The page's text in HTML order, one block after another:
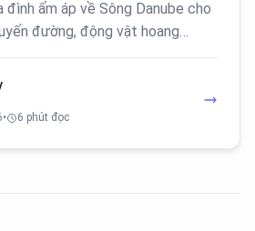
đình ấm áp về Sông Danube cho
đường, động vật hoang…
• 6 phút đọc